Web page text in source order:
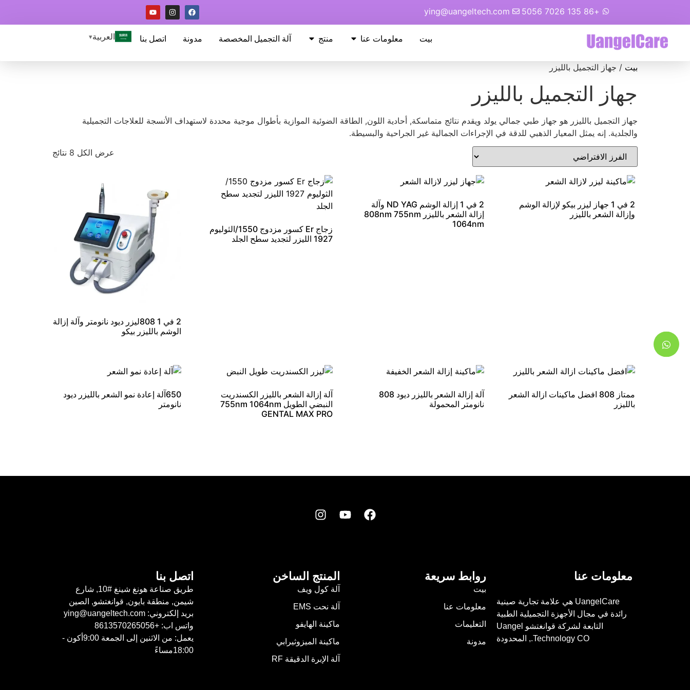
+86 135 7026 5056
ying@uangeltech.com
بيت معلومات عنا منتج آلة التجميل المخصصة مدونة اتصل بنا العربية
بيت / جهاز التجميل بالليزر
جهاز التجميل بالليزر
جهاز التجميل بالليزر هو جهاز طبي جمالي يولد ويقدم نتائج متماسكة, أحادية اللون, الطاقة الضوئية الموازية بأطوال موجية محددة لاستهداف الأنسجة للعلاجات التجميلية
والجلدية. إنه يمثل المعيار الذهبي للدقة في الإجراءات الجمالية غير الجراحية والبسيطة.
عرض الكل 8 نتائج
2 في 1 808ليزر ديود نانومتر وآلة إزالة
الوشم بالليزر بيكو
زجاج Er كسور مزدوج 1550/الثوليوم
1927 الليزر لتجديد سطح الجلد
2 في 1 إزالة الوشم ND YAG وآلة
إزالة الشعر بالليزر 808nm 755nm
1064nm
2 في 1 جهاز ليزر بيكو لإزالة الوشم
وإزالة الشعر بالليزر
650آلة إعادة نمو الشعر بالليزر ديود
نانومتر
آلة إزالة الشعر بالليزر الكسندريت
النبضي الطويل 755nm 1064nm
GENTAL MAX PRO
آلة إزالة الشعر بالليزر ديود 808
نانومتر المحمولة
ممتاز 808 افضل ماكينات ازالة الشعر
بالليزر
معلومات عنا
UangelCare هي علامة تجارية صينية
رائدة في مجال الأجهزة التجميلية الطبية
التابعة لشركة قوانغتشو Uangel
Technology CO., المحدودة
روابط سريعة
بيت
معلومات عنا
التعليمات
مدونة
المنتج الساخن
آلة كول ويف
آلة نحت EMS
ماكينة الهايفو
ماكينة الميزوثيرابي
آلة الإبرة الدقيقة RF
اتصل بنا
طريق صناعة هونغ شينغ #10, شارع
شيمن, منطقة بايون, قوانغتشو, الصين
بريد إلكتروني: ying@uangeltech.com
واتس اب: +8613570265056
يعمل: من الاثنين إلى الجمعة 9:00أكون -
18:00مساءً